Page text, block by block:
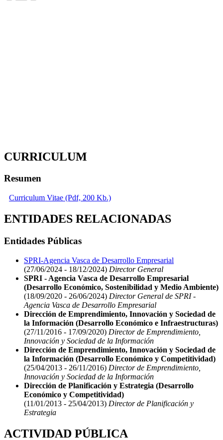
CURRICULUM
Resumen
Curriculum Vitae (Pdf, 200 Kb.)
ENTIDADES RELACIONADAS
Entidades Públicas
SPRI-Agencia Vasca de Desarrollo Empresarial
(27/06/2024 - 18/12/2024) Director General
SPRI - Agencia Vasca de Desarrollo Empresarial
(Desarrollo Económico, Sostenibilidad y Medio Ambiente)
(18/09/2020 - 26/06/2024) Director General de SPRI -
Agencia Vasca de Desarrollo Empresarial
Dirección de Emprendimiento, Innovación y Sociedad de
la Información (Desarrollo Económico e Infraestructuras)
(27/11/2016 - 17/09/2020) Director de Emprendimiento,
Innovación y Sociedad de la Información
Dirección de Emprendimiento, Innovación y Sociedad de
la Información (Desarrollo Económico y Competitividad)
(25/04/2013 - 26/11/2016) Director de Emprendimiento,
Innovación y Sociedad de la Información
Dirección de Planificación y Estrategia (Desarrollo
Económico y Competitividad)
(11/01/2013 - 25/04/2013) Director de Planificación y
Estrategia
ACTIVIDAD PÚBLICA